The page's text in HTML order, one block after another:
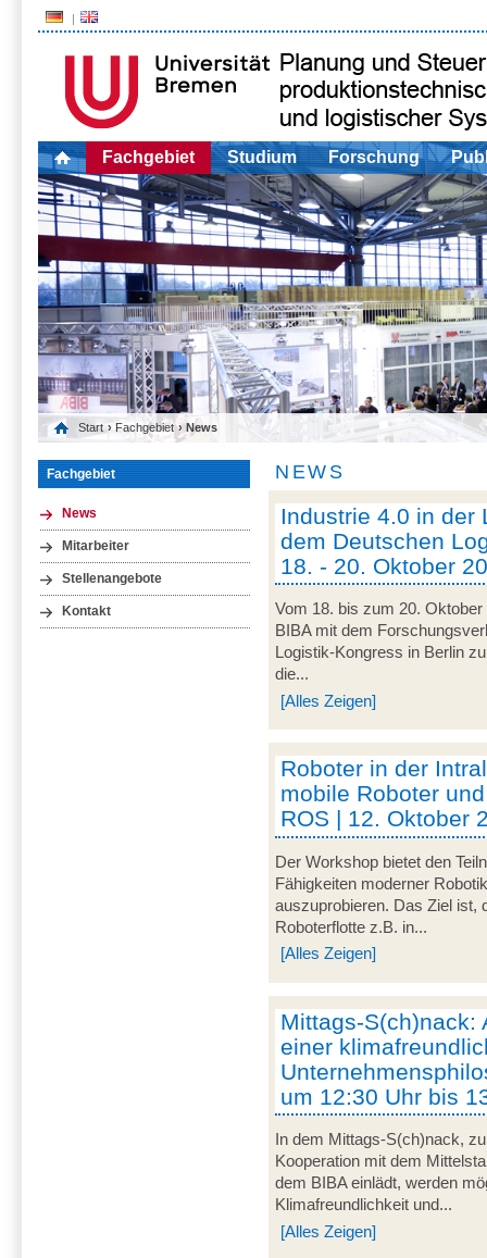
Fachgebiet Studium Forschung
Start › Fachgebiet › News
Fachgebiet
News
Mitarbeiter
Stellenangebote
Kontakt
NEWS
Industrie 4.0 in der
dem Deutschen
18. - 20. Oktober
Vom 18. bis zum 20.
BIBA mit dem
Logistik-Kongress in Berlin
die...
[Alles Zeigen]
Roboter in der
mobile Roboter
ROS | 12. Oktober
Der Workshop bietet den
Fähigkeiten moderner
auszuprobieren. Das Ziel ist,
Roboterflotte z.B. in...
[Alles Zeigen]
Mittags-S(ch)nack:
einer
um 12:30 Uhr bis
In dem Mittags-S(ch)nack,
Kooperation mit dem
dem BIBA einlädt, werden
Klimafreundlichkeit und...
[Alles Zeigen]